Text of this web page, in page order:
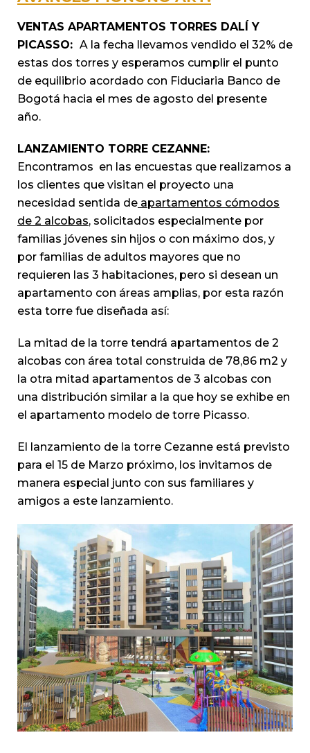
VENTAS APARTAMENTOS TORRES DALÍ Y
PICASSO: A la fecha llevamos vendido el 32% de
estas dos torres y esperamos cumplir el punto
de equilibrio acordado con Fiduciaria Banco de
Bogotá hacia el mes de agosto del presente
año.
LANZAMIENTO TORRE CEZANNE:
Encontramos en las encuestas que realizamos a
los clientes que visitan el proyecto una
necesidad sentida de apartamentos cómodos
de 2 alcobas, solicitados especialmente por
familias jóvenes sin hijos o con máximo dos, y
por familias de adultos mayores que no
requieren las 3 habitaciones, pero si desean un
apartamento con áreas amplias, por esta razón
esta torre fue diseñada así:
La mitad de la torre tendrá apartamentos de 2
alcobas con área total construida de 78,86 m2 y
la otra mitad apartamentos de 3 alcobas con
una distribución similar a la que hoy se exhibe en
el apartamento modelo de torre Picasso.
El lanzamiento de la torre Cezanne está previsto
para el 15 de Marzo próximo, los invitamos de
manera especial junto con sus familiares y
amigos a este lanzamiento.